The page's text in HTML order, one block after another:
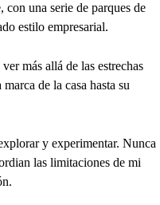
con una serie de parques de
estilo empresarial.
más allá de las estrechas
de la casa hasta su
y experimentar. Nunca
las limitaciones de mi